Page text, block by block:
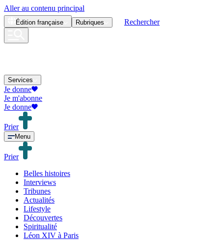
Aller au contenu principal
Édition française Rubriques Rechercher
Services
Je donne
Je m'abonne
Je donne
Prier
Menu
Prier
Belles histoires
Interviews
Tribunes
Actualités
Lifestyle
Découvertes
Spiritualité
Léon XIV à Paris